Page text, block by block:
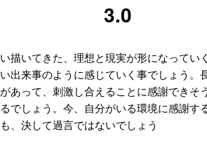
3.0
描いてきた、理想と現実が形になってい
出来事のように感じていく事でしょう。
あって、刺激し合えることに感謝できそ
でしょう。今、自分がいる環境に感謝
、決して過言ではないでしょう